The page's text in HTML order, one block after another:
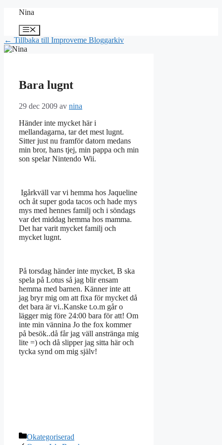
Hoppa
innehåll
Nina
Meny
← Tillbaka till Improveme Bloggarkiv
Bara lugnt
29 dec 2009 av nina
Händer inte mycket här i
mellandagarna, tar det mest lugnt.
Sitter just nu framför datorn medans
min bror, hans tjej, min pappa och min
son spelar Nintendo Wii.
Igårkväll var vi hemma hos Jaqueline
och åt super goda tacos och hade mys
mys med hennes familj och i söndags
var det middag hemma hos mamma.
Det har varit mycket familj och
mycket lugnt.
På torsdag händer inte mycket, B ska
spela på Lotus så jag blir ensam
hemma med barnen. Känner inte att
jag bryr mig om att fixa för mycket då
det bara är vi..Kanske t.o.m går o
lägger mig före 24:00 bara för att! Om
inte min vännina Jo the fox kommer
på besök..då får jag väll anstränga mig
lite =) och då slipper jag sitta här och
tycka synd om mig själv!
Kategorier
Okategoriserad